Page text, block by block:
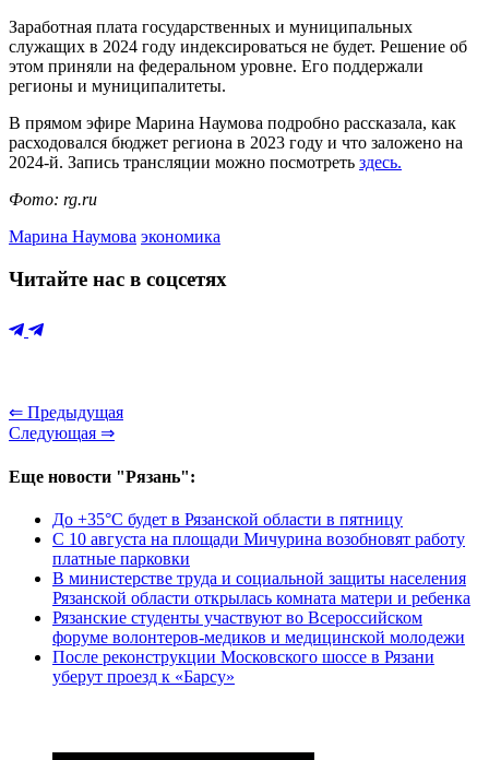
Заработная плата государственных и муниципальных
служащих в 2024 году индексироваться не будет. Решение об
этом приняли на федеральном уровне. Его поддержали
регионы и муниципалитеты.
В прямом эфире Марина Наумова подробно рассказала, как
расходовался бюджет региона в 2023 году и что заложено на
2024-й. Запись трансляции можно посмотреть здесь.
Фото: rg.ru
Марина Наумова экономика
Читайте нас в соцсетях
⇐ Предыдущая
Следующая ⇒
Еще новости "Рязань":
До +35°С будет в Рязанской области в пятницу
С 10 августа на площади Мичурина возобновят работу
платные парковки
В министерстве труда и социальной защиты населения
Рязанской области открылась комната матери и ребенка
Рязанские студенты участвуют во Всероссийском
форуме волонтеров-медиков и медицинской молодежи
После реконструкции Московского шоссе в Рязани
уберут проезд к «Барсу»